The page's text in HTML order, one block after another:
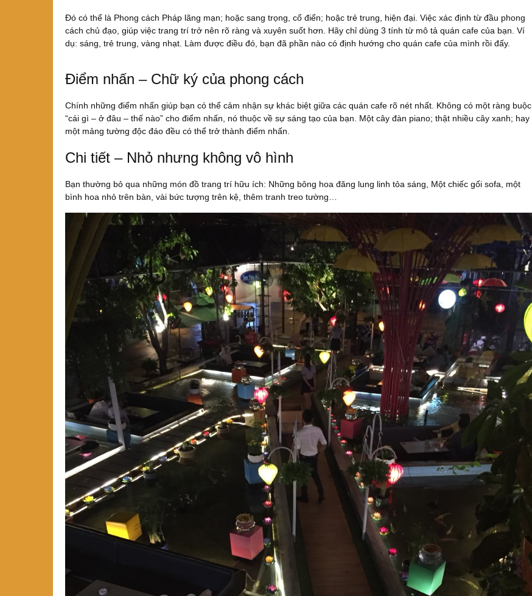
Đó có thể là Phong cách Pháp lãng mạn; hoặc sang trọng, cổ điển; hoặc trẻ trung, hiện đại. Việc xác định từ đầu phong
cách chủ đạo, giúp việc trang trí trở nên rõ ràng và xuyên suốt hơn. Hãy chỉ dùng 3 tính từ mô tả quán cafe của bạn. Ví
dụ: sáng, trẻ trung, vàng nhạt. Làm được điều đó, bạn đã phần nào có định hướng cho quán cafe của mình rồi đấy.
Điểm nhấn – Chữ ký của phong cách
Chính những điểm nhấn giúp bạn có thể cảm nhận sự khác biệt giữa các quán cafe rõ nét nhất. Không có một ràng buộc
“cái gì – ở đâu – thế nào” cho điểm nhấn, nó thuộc về sự sáng tạo của bạn. Một cây đàn piano; thật nhiều cây xanh; hay
một mảng tường độc đáo đều có thể trở thành điểm nhấn.
Chi tiết – Nhỏ nhưng không vô hình
Bạn thường bỏ qua những món đồ trang trí hữu ích: Những bông hoa đăng lung linh tỏa sáng, Một chiếc gối sofa, một
bình hoa nhỏ trên bàn, vài bức tượng trên kệ, thêm tranh treo tường…